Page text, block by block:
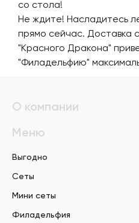
со стола!
Не ждите! Насладитесь
прямо сейчас. Доставка
"Красного Дракона"
"Филадельфию"
О компании
Меню
Выгодно
Сеты
Мини сеты
Филадельфия